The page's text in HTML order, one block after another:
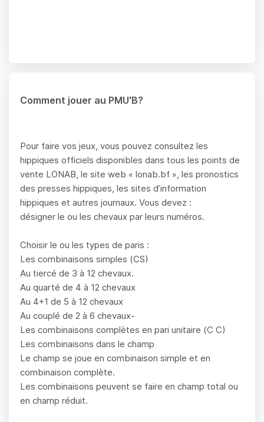
Comment jouer au PMU'B?
Pour faire vos jeux, vous pouvez consultez les
hippiques officiels disponibles dans tous les points de
vente LONAB, le site web « lonab.bf », les pronostics
des presses hippiques, les sites d’information
hippiques et autres journaux. Vous devez :
désigner le ou les chevaux par leurs numéros.
Choisir le ou les types de paris :
Les combinaisons simples (CS)
Au tiercé de 3 à 12 chevaux.
Au quarté de 4 à 12 chevaux
Au 4+1 de 5 à 12 chevaux
Au couplé de 2 à 6 chevaux-
Les combinaisons complètes en pari unitaire (C C)
Les combinaisons dans le champ
Le champ se joue en combinaison simple et en
combinaison complète.
Les combinaisons peuvent se faire en champ total ou
en champ réduit.